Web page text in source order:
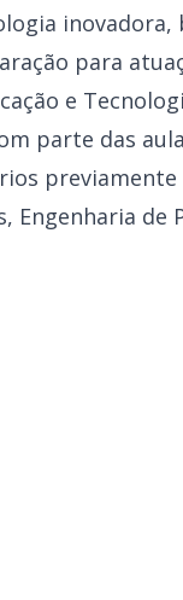
inovadora,
para
e
parte das
previamente
Engenharia de